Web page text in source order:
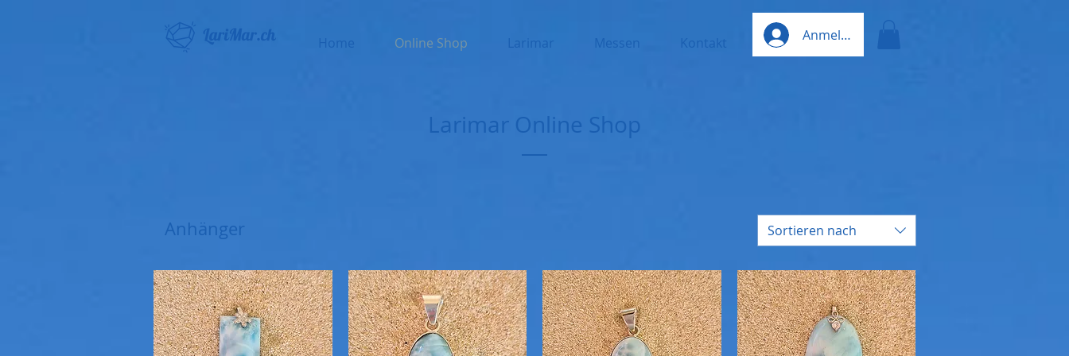
Home Online Shop Larimar Messen Kontakt Anmelden
Larimar Online Shop
Anhänger Sortieren nach